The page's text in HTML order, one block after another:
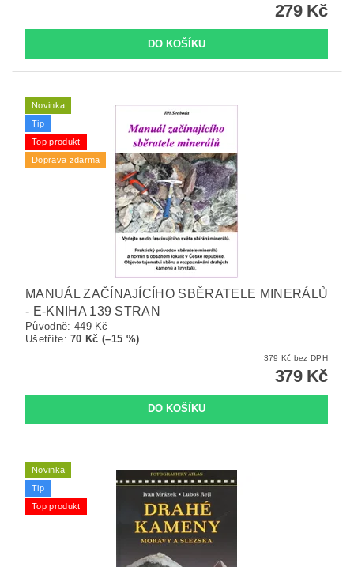
279 Kč
Novinka
Tip
Top produkt
Doprava zdarma
MANUÁL ZAČÍNAJÍCÍHO SBĚRATELE MINERÁLŮ
- E-KNIHA 139 STRAN
Původně: 449 Kč
Ušetříte:70 Kč (–15 %)
379 Kč bez DPH
379 Kč
Novinka
Tip
Top produkt